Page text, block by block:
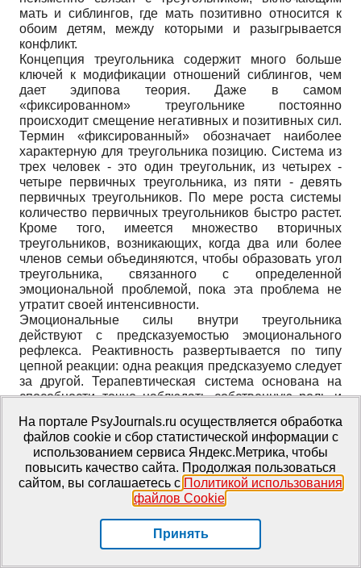
мать и сиблингов, где мать позитивно относится к
обоим детям, между которыми и разыгрывается
конфликт.
Концепция треугольника содержит много больше
ключей к модификации отношений сиблингов, чем
дает эдипова теория. Даже в самом
«фиксированном» треугольнике постоянно
происходит смещение негативных и позитивных сил.
Термин «фиксированный» обозначает наиболее
характерную для треугольника позицию. Система из
трех человек - это один треугольник, из четырех -
четыре первичных треугольника, из пяти - девять
первичных треугольников. По мере роста системы
количество первичных треугольников быстро растет.
Кроме того, имеется множество вторичных
треугольников, возникающих, когда два или более
членов семьи объединяются, чтобы образовать угол
треугольника, связанного с определенной
эмоциональной проблемой, пока эта проблема не
утратит своей интенсивности.
Эмоциональные силы внутри треугольника
действуют с предсказуемостью эмоционального
рефлекса. Реактивность развертывается по типу
цепной реакции: одна реакция предсказуемо следует
за другой. Терапевтическая система основана на
способности точно наблюдать собственную роль и
запрограммированную эмоциональную
реактивность. Наблюдение и контроль одинаково
трудны. Наблюдение невозможно, пока человек не
может контролировать свои реакции. Наблюдая за
собой, мы научаемся лучше контролировать свои
эмоциональные реакции, что, в свою очередь,
позволяет улучшить наблюдение. Процесс
становления способности наблюдать - это маленькие
шаги к выходу «вовне» эмоциональной системы.
На портале PsyJournals.ru осуществляется обработка
файлов cookie и сбор статистической информации с
использованием сервиса Яндекс.Метрика, чтобы
повысить качество сайта. Продолжая пользоваться
сайтом, вы соглашаетесь с Политикой использования
файлов Cookie.
Принять